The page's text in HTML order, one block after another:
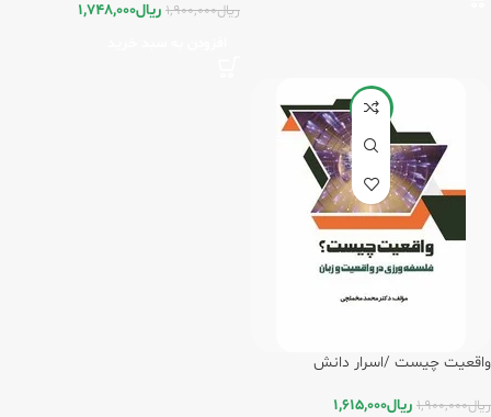
ریال1,900,000 ریال1,748,000
-15%
واقعیت چیست /اسرار دانش
ریال1,900,000 ریال1,615,000